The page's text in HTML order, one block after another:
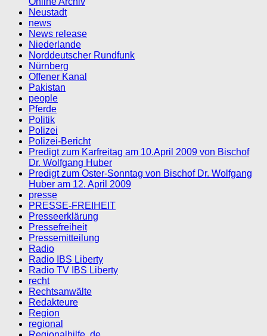
Neustadt
news
News release
Niederlande
Norddeutscher Rundfunk
Nürnberg
Offener Kanal
Pakistan
people
Pferde
Politik
Polizei
Polizei-Bericht
Predigt zum Karfreitag am 10.April 2009 von Bischof
Dr. Wolfgang Huber
Predigt zum Oster-Sonntag von Bischof Dr. Wolfgang
Huber am 12. April 2009
presse
PRESSE-FREIHEIT
Presseerklärung
Pressefreiheit
Pressemitteilung
Radio
Radio IBS Liberty
Radio TV IBS Liberty
recht
Rechtsanwälte
Redakteure
Region
regional